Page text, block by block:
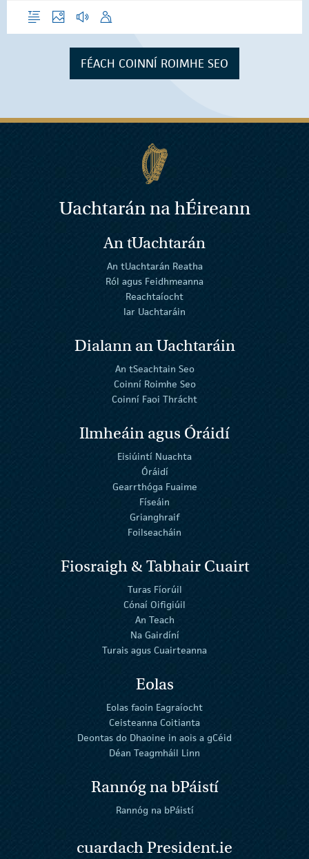
ForléargasGrianghraifGearrthóga Fuaime
Óraid
FÉACH COINNÍ ROIMHE SEO
Uachtarán nahÉireann
An tUachtarán
An tUachtarán Reatha
Ról agus Feidhmeanna
Reachtaíocht
Iar Uachtaráin
Dialann an Uachtaráin
An tSeachtain Seo
Coinní Roimhe Seo
Coinní Faoi Thrácht
Ilmheáin agus Óráidí
Eisiúintí Nuachta
Óráidí
Gearrthóga Fuaime
Físeáin
Grianghraif
Foilseacháin
Fiosraigh & Tabhair Cuairt
Turas Fíorúil
Cónaí Oifigiúil
An Teach
Na Gairdíní
Turais agus Cuairteanna
Eolas
Eolas faoin Eagraíocht
Ceisteanna Coitianta
Deontas do Dhaoine in aois a gCéid
Déan Teagmháil Linn
Rannóg na bPáistí
Rannóg na bPáistí
cuardach President.ie